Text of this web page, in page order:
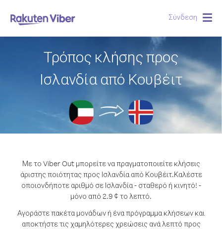
Σύνδεση
Τρόπος κλήσης προς
Ισλανδία από Κουβέιτ
Με το Viber Out μπορείτε να πραγματοποιείτε κλήσεις
άριστης ποιότητας προς Ισλανδία από Κουβέιτ.Καλέστε
οποιονδήποτε αριθμό σε Ισλανδία - σταθερό ή κινητό! -
μόνο από 2.9 ¢ το λεπτό.
Αγοράστε πακέτα μονάδων ή ένα πρόγραμμα κλήσεων και
αποκτήστε τις χαμηλότερες χρεώσεις ανά λεπτό προς